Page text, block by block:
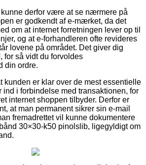
kunne derfor være at se nærmere på
er godkendt af e-mærket, da det
om at internet forretningen lever op til
og at e-forhandleren ofte revideres
lovene på området. Det giver dig
for så vidt du forvoldes
din ordre.
kunden er klar over de mest essentielle
i forbindelse med transaktionen, for
internet shoppen tilbyder. Derfor er
at man permanent sikrer sin e-mail
fremadrettet vil kunne dokumentere
30×30-k50 pinolslib, ligegyldigt om